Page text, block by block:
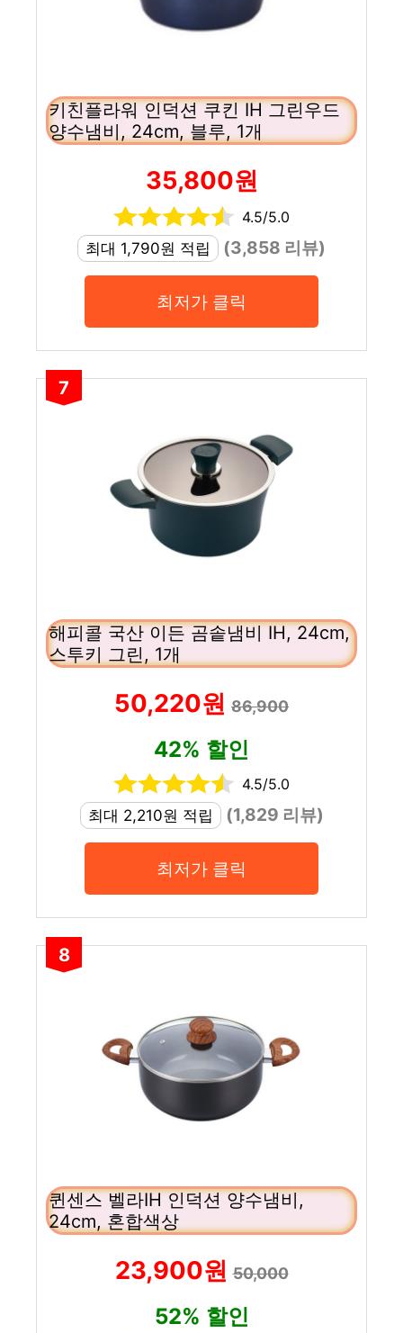
키친플라워 인덕션 쿠킨 IH 그린우드
양수냄비, 24cm, 블루, 1개
35,800원
4.5/5.0
최대 1,790원 적립
(3,858 리뷰)
최저가 클릭
7
해피콜 국산 이든 곰솥냄비 IH, 24cm,
스투키 그린, 1개
50,220원 86,900
42% 할인
4.5/5.0
최대 2,210원 적립
(1,829 리뷰)
최저가 클릭
8
퀸센스 벨라IH 인덕션 양수냄비,
24cm, 혼합색상
23,900원50,000
52% 할인